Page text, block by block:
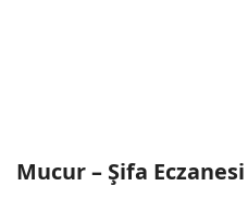
Mucur – Şifa Eczanesi